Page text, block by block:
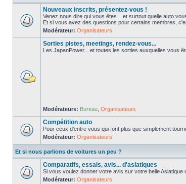
Nouveaux inscrits, présentez-vous !
Venez nous dire qui vous êtes... et surtout quelle auto
Et si vous avez des questions pour certains membres,
Modérateur: Organisateurs
Sorties pistes, meetings, rendez-vous...
Les JapanPower... et toutes les sorties auxquelles vous
Modérateurs: Bureau Organisateurs
Compétition auto
Pour ceux d'entre vous qui font plus que simplement
Modérateur: Organisateurs
Et si nous parlions de voitures un peu ?
Comparatifs, essais, avis... d'asiatiques
Si vous voulez donner votre avis sur votre belle
Modérateur: Organisateurs